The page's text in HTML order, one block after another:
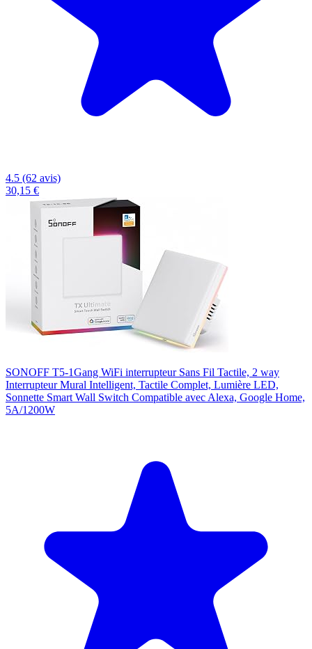
4.5 (62 avis)
30,15 €
SONOFF T5-1Gang WiFi interrupteur Sans Fil Tactile, 2 way
Interrupteur Mural Intelligent, Tactile Complet, Lumière LED,
Sonnette Smart Wall Switch Compatible avec Alexa, Google Home,
5A/1200W